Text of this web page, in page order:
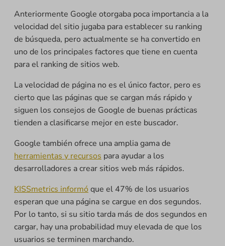
Anteriormente Google otorgaba poca importancia a la
velocidad del sitio jugaba para establecer su ranking
de búsqueda, pero actualmente se ha convertido en
uno de los principales factores que tiene en cuenta
para el ranking de sitios web.
La velocidad de página no es el único factor, pero es
cierto que las páginas que se cargan más rápido y
siguen los consejos de Google de buenas prácticas
tienden a clasificarse mejor en este buscador.
Google también ofrece una amplia gama de
herramientas y recursos para ayudar a los
desarrolladores a crear sitios web más rápidos.
KISSmetrics informóque el 47% de los usuarios
esperan que una página se cargue en dos segundos.
Por lo tanto, si su sitio tarda más de dos segundos en
cargar, hay una probabilidad muy elevada de que los
usuarios se terminen marchando.